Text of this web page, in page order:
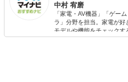
中村 宥磨
「家電・AV機器」「ゲー
ラ」分野を担当。家電が
モデルや機能をチェック
ムを楽しみながら、新作